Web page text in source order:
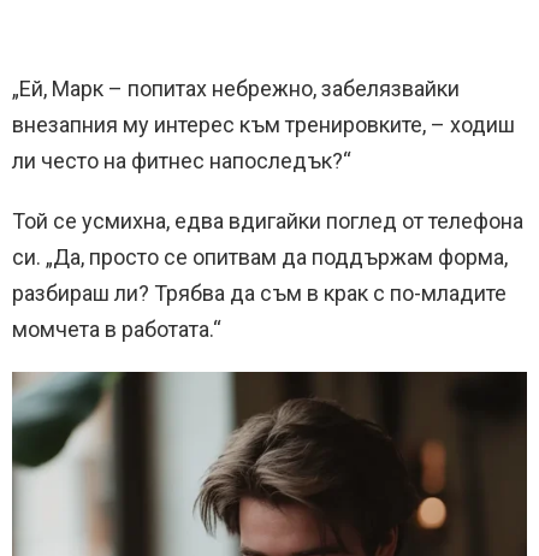
„Ей, Марк – попитах небрежно, забелязвайки
внезапния му интерес към тренировките, – ходиш
ли често на фитнес напоследък?“
Той се усмихна, едва вдигайки поглед от телефона
си. „Да, просто се опитвам да поддържам форма,
разбираш ли? Трябва да съм в крак с по-младите
момчета в работата.“